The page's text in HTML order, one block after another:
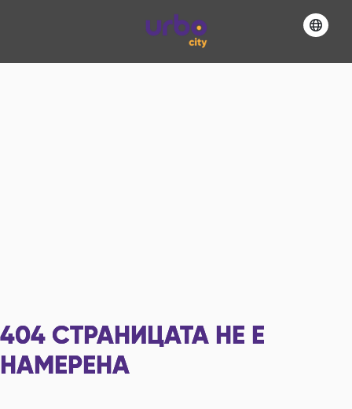
404 СТРАНИЦАТА НЕ Е
НАМЕРЕНА